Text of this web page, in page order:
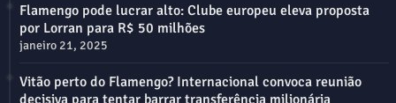
Flamengo pode lucrar alto: Clube europeu eleva proposta
por Lorran para R$ 50 milhões
janeiro 21, 2025
Vitão perto do Flamengo? Internacional convoca reunião
decisiva para tentar barrar transferência milionária